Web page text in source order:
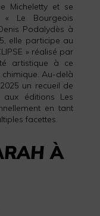
Micheletty et se
Le Bourgeois
Podalydès à
elle participe au
» réalisé par
artistique à ce
Au-delà
un recueil de
éditions Les
en tant
facettes.
À